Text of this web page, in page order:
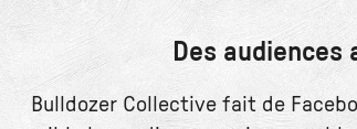
Des
Bulldozer Collective fait de